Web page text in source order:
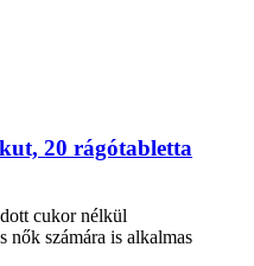
20 rágótabletta
cukor nélkül
nők számára is alkalmas